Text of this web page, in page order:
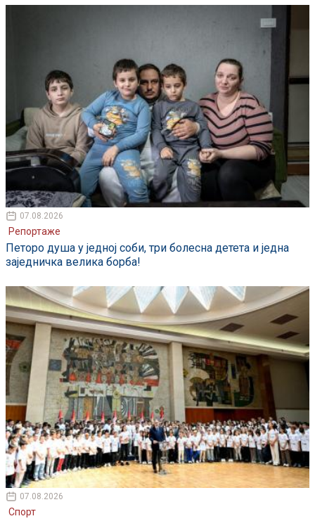
07.08.2026
Репортаже
Петоро душа у једној соби, три болесна детета и једна
заједничка велика борба!
07.08.2026
Спорт